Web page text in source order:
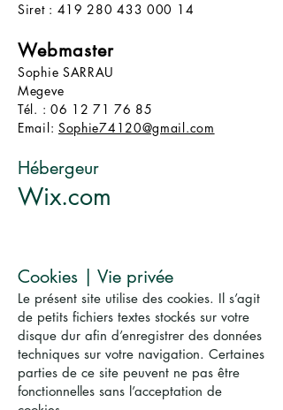
Siret : 419 280 433 000 14
Webmaster
Sophie SARRAU
Megeve
Tél. : 06 12 71 76 85
Email: Sophie74120@gmail.com
Hébergeur
Wix.com
Cookies | Vie privée
Le présent site utilise des cookies. Il s’agit
de petits fichiers textes stockés sur votre
disque dur afin d’enregistrer des données
techniques sur votre navigation. Certaines
parties de ce site peuvent ne pas être
fonctionnelles sans l’acceptation de